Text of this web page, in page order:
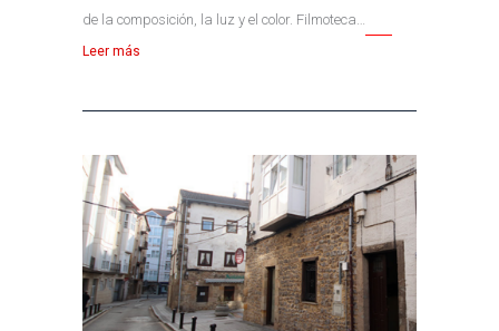
de la composición, la luz y el color. Filmoteca…
Leer más